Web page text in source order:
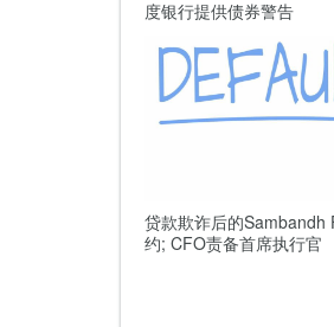
度银行提供债券警告
贷款欺诈后的Sambandh
约; CFO责备首席执行官